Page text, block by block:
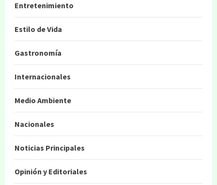
Entretenimiento
Estilo de Vida
Gastronomía
Internacionales
Medio Ambiente
Nacionales
Noticias Principales
Opinión y Editoriales